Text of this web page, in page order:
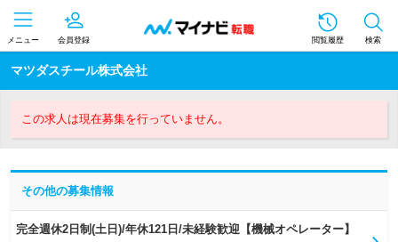
メニュー 会員登録 閲覧履歴 検索
マツダスチール株式会社
この求人は現在募集を行っていません。
その他の募集情報
完全週休2日制(土日)/年休121日/未経験歓迎【機械オペレーター】